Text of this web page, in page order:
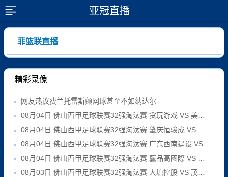
亚冠直播
菲篮联直播
精彩录像
网友热议费兰托雷斯颠网球甚至不如纳达尔
08月04日 佛山西甲足球联赛32强淘汰赛 贪玩游戏 VS 美的薪火 全场录像
08月04日 佛山西甲足球联赛32强淘汰赛 肇庆恒骏成 VS 三七互娱 全场录像
08月04日 佛山西甲足球联赛32强淘汰赛 广东西南建设 VS 香港圣徒 全场录像
08月04日 佛山西甲足球联赛32强淘汰赛 藝品高國際 VS 湛江狂狼·粵辉能源 全场录像
08月03日 佛山西甲足球联赛32强淘汰赛 大塘控股 VS 茂名市点都得 全场录像